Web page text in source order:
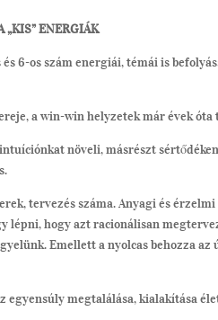
„KIS” ENERGIÁK
6-os szám energiái, témái is
a win-win helyzetek már évek óta
növeli, másrészt
tervezés száma. Anyagi és
lépni, hogy azt racionálisan
Emellett a nyolcas behozza
egyensúly megtalálása, kialakítása